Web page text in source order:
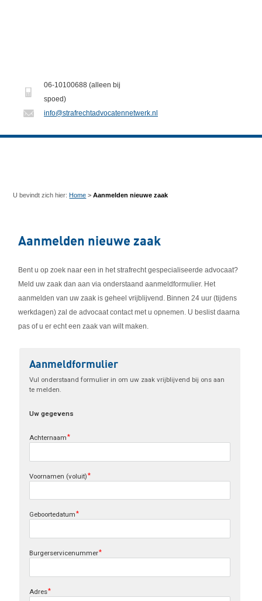
06-10100688 (alleen bij
spoed)
info@strafrechtadvocatennetwerk.nl
U bevindt zich hier:Home >Aanmelden nieuwe zaak
Aanmelden nieuwe zaak
Bent u op zoek naar een in het strafrecht gespecialiseerde advocaat?
Meld uw zaak dan aan via onderstaand aanmeldformulier. Het
aanmelden van uw zaak is geheel vrijblijvend. Binnen 24 uur (tijdens
werkdagen) zal de advocaat contact met u opnemen. U beslist daarna
pas of u er echt een zaak van wilt maken.
Aanmeldformulier
Vul onderstaand formulier in om uw zaak vrijblijvend bij ons aan
te melden.
Uw gegevens
Achternaam
Voornamen (voluit)
Geboortedatum
Burgerservicenummer
Adres